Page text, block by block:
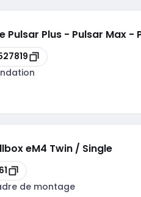
Pulsar Plus - Pulsar Max -
eM4 Twin / Single
de montage